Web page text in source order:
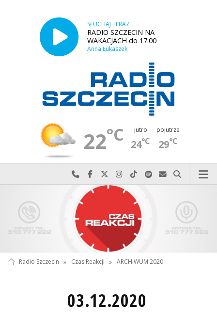
SŁUCHAJ TERAZ
RADIO SZCZECIN NA
WAKACJACH do 17:00
Anna Łukaszek
22°C jutro
24°C
pojutrze
29°C
Najlepiej po prostu do nas zadzwoń
Odwiedź nas na Facebook-u
Odwiedź nas na X
Odwiedź nas na Instagram-ie
Odwiedź nas na TikTok-u
Szukaj nas na Spotify
Wyślij do nas
Szukaj
Radio Szczecin » Czas Reakcji » ARCHIWUM 2020
03.12.2020